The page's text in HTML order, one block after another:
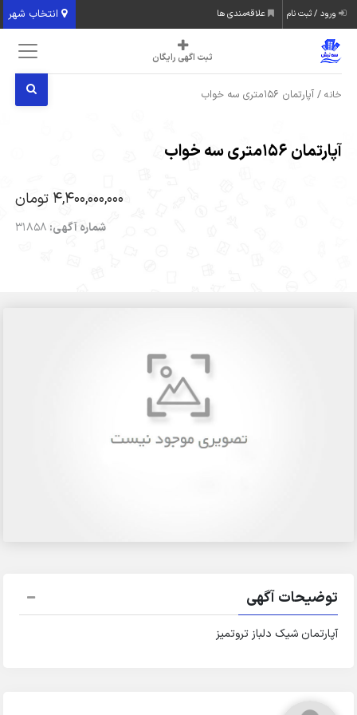
انتخاب شهر ورود / ثبت نام علاقه‌مندی ها
ثبت اگهی رایگان
خانه / آپارتمان ۱۵۶متری سه خواب
آپارتمان ۱۵۶متری سه خواب
4,400,000,000 تومان
شماره آگهی: 31858
توضیحات آگهی
آپارتمان شیک دلباز تروتمیز